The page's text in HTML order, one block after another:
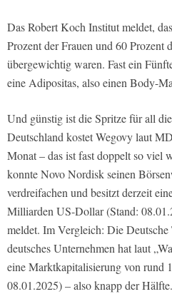
Das Robert Koch Institut meldet,
Prozent der Frauen und 60 Prozent
übergewichtig waren. Fast ein
eine Adipositas, also einen Body-
Und günstig ist die Spritze für all
Deutschland kostet Wegovy laut
Monat – das ist fast doppelt so viel
konnte Novo Nordisk seinen
verdreifachen und besitzt derzeit
Milliarden US-Dollar (Stand:
meldet. Im Vergleich: Die
deutsches Unternehmen hat laut
eine Marktkapitalisierung von rund
08.01.2025) – also knapp der Hälfte.